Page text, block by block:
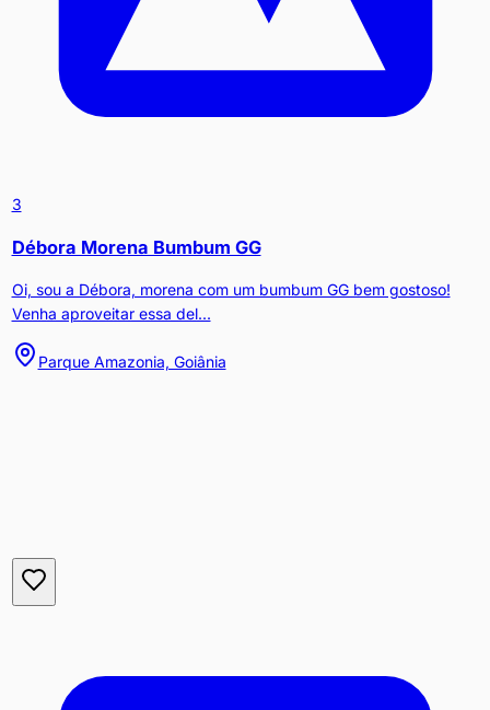
3
Débora Morena Bumbum GG
Oi, sou a Débora, morena com um bumbum GG bem gostoso!
Venha aproveitar essa del...
Parque Amazonia, Goiânia